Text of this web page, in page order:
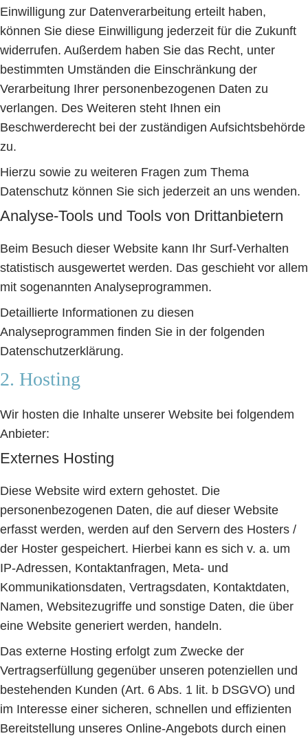
Einwilligung zur Datenverarbeitung erteilt haben,
können Sie diese Einwilligung jederzeit für die Zukunft
widerrufen. Außerdem haben Sie das Recht, unter
bestimmten Umständen die Einschränkung der
Verarbeitung Ihrer personenbezogenen Daten zu
verlangen. Des Weiteren steht Ihnen ein
Beschwerderecht bei der zuständigen Aufsichtsbehörde
zu.
Hierzu sowie zu weiteren Fragen zum Thema
Datenschutz können Sie sich jederzeit an uns wenden.
Analyse-Tools und Tools von Dritt­anbietern
Beim Besuch dieser Website kann Ihr Surf-Verhalten
statistisch ausgewertet werden. Das geschieht vor allem
mit sogenannten Analyseprogrammen.
Detaillierte Informationen zu diesen
Analyseprogrammen finden Sie in der folgenden
Datenschutzerklärung.
2. Hosting
Wir hosten die Inhalte unserer Website bei folgendem
Anbieter:
Externes Hosting
Diese Website wird extern gehostet. Die
personenbezogenen Daten, die auf dieser Website
erfasst werden, werden auf den Servern des Hosters /
der Hoster gespeichert. Hierbei kann es sich v. a. um
IP-Adressen, Kontaktanfragen, Meta- und
Kommunikationsdaten, Vertragsdaten, Kontaktdaten,
Namen, Websitezugriffe und sonstige Daten, die über
eine Website generiert werden, handeln.
Das externe Hosting erfolgt zum Zwecke der
Vertragserfüllung gegenüber unseren potenziellen und
bestehenden Kunden (Art. 6 Abs. 1 lit. b DSGVO) und
im Interesse einer sicheren, schnellen und effizienten
Bereitstellung unseres Online-Angebots durch einen